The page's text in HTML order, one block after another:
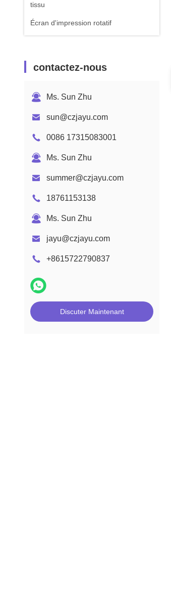
tissu
Écran d'impression rotatif
contactez-nous
Ms. Sun Zhu
sun@czjayu.com
0086 17315083001
Ms. Sun Zhu
summer@czjayu.com
18761153138
Ms. Sun Zhu
jayu@czjayu.com
+8615722790837
Discuter Maintenant